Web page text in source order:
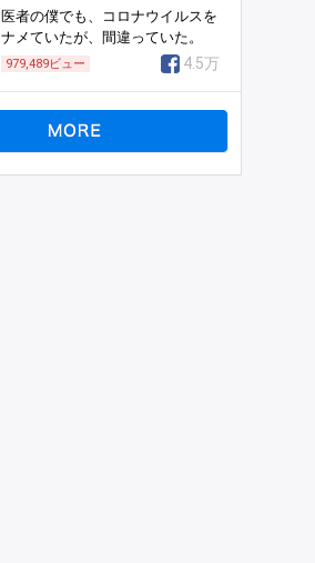
医者の僕でも、コロナウイルスを
ナメていたが、間違っていた。
979,489ビュー 4.5万